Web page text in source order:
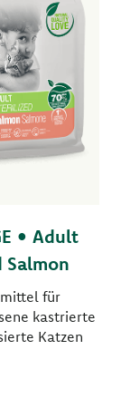
• Adult
Salmon
für
kastrierte
Katzen